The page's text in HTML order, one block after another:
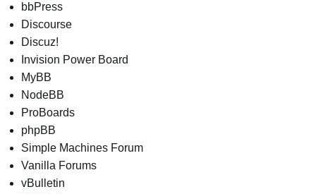
bbPress
Discourse
Discuz!
Invision Power Board
MyBB
NodeBB
ProBoards
phpBB
Simple Machines Forum
Vanilla Forums
vBulletin